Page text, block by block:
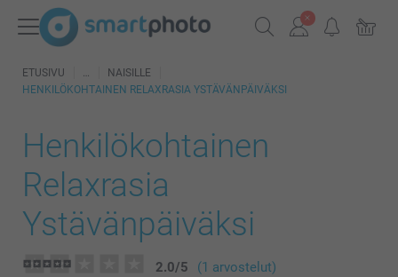
ETUSIVU
NAISILLE
HENKILÖKOHTAINEN RELAXRASIA YSTÄVÄNPÄIVÄKSI
Henkilökohtainen
Relaxrasia
Ystävänpäiväksi
2.0/5 (1 arvostelut)